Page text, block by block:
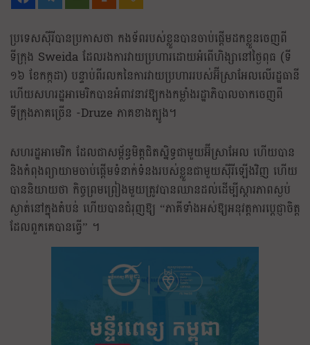
ប្រទេសស៊ីរីបានប្រកាសថា កងទ័ពរបស់ខ្លួនបានចាប់ផ្តើមដកខ្លួនចេញពី
ទីក្រុង Sweida ដែលរងការវាយប្រហារដោយអំពើហិង្សានៅថ្ងៃពុធ (ទី
១៦ ខែកក្កដា) បន្ទាប់ពីរលកនៃការវាយប្រហាររបស់អ៊ីស្រាអែលលើរដ្ឋធានី
ហើយសហរដ្ឋអាមេរិកបានអំពាវនាវឱ្យកងកម្លាំងរដ្ឋាភិបាលចាកចេញពី
ទីក្រុងភាគច្រើន -Druze ភាគខាងត្បូង។
សហរដ្ឋអាមេរិក ដែលជាសម្ព័ន្ធមិត្តជិតស្និទ្ធជាមួយអ៊ីស្រាអែល ហើយបាន
និងកំពុងព្យាយាមចាប់ផ្តើមទំនាក់ទំនងរបស់ខ្លួនជាមួយស៊ីរីឡើងវិញ ហើយ
បាននិយាយថា កិច្ចព្រមព្រៀងមួយត្រូវបានឈានដល់ដើម្បីស្តារភាពស្ងប់
ស្ងាត់នៅក្នុងតំបន់ ហើយបានជំរុញឱ្យ “ភាគីទាំងអស់ឱ្យអនុវត្តការប្តេជ្ញាចិត្ត
ដែលពួកគេបានធ្វើ” ។